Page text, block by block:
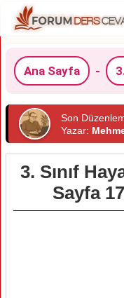
Ana Sayfa -
Son
Yazar:
3. Sınıf
Sayfa